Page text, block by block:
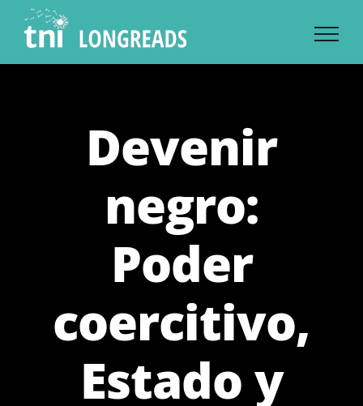
content
Devenir
negro:
Poder
coercitivo,
Estado y